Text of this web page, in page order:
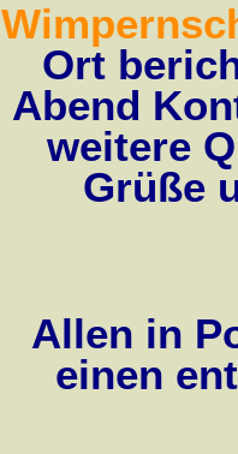
Ort
Abend
weitere
Grüße
Allen in
einen